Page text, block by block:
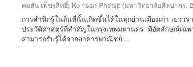
คมสัน เพ็ชรสิทธิ์; Komsan Phetsit (มหาวิทยาลัยศิลปากร,
การสำนึกรู้ในถิ่นที่นั้นเกิดขึ้นได้ในทุกย่านเมืองเก่า เยาว
ประวัติศาสตร์ที่สำคัญในกรุงเทพมหานคร มีอัตลักษณ์เฉ
สามารถรับรู้ได้จากอาคารพาณิชย์ ...